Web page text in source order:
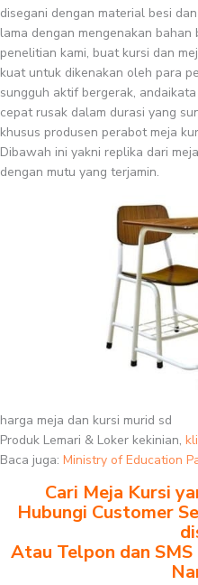
disegani dengan material besi
lama dengan mengenakan
penelitian kami, buat kursi dan
kuat untuk dikenakan oleh para
sungguh aktif bergerak,
cepat rusak dalam durasi yang
khusus produsen perabot meja
Dibawah ini yakni replika dari
dengan mutu yang terjamin.
harga meja dan kursi murid sd
Produk Lemari & Loker kekinian,
Baca juga: Ministry of Education
Cari Meja Kursi
Hubungi Customer
Atau Telpon dan